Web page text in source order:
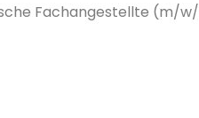
Fachangestellte (m/